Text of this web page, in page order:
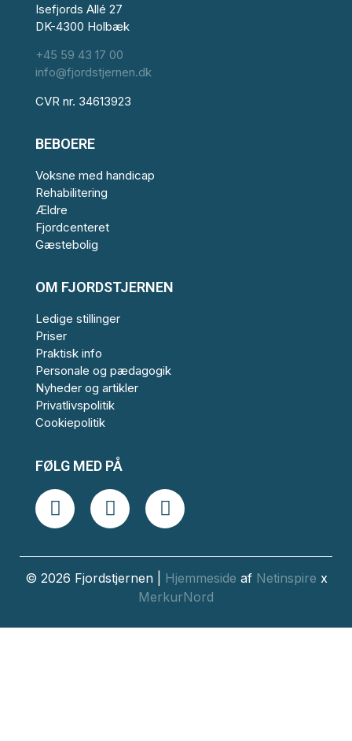
Isefjords Allé 27
DK-4300 Holbæk
+45 59 43 17 00
info@fjordstjernen.dk
CVR nr. 34613923
BEBOERE
Voksne med handicap
Rehabilitering
Ældre
Fjordcenteret
Gæstebolig
OM FJORDSTJERNEN
Ledige stillinger
Priser
Praktisk info
Personale og pædagogik
Nyheder og artikler
Privatlivspolitik
Cookiepolitik
FØLG MED PÅ
© 2026 Fjordstjernen | Hjemmeside af Netinspire x
MerkurNord